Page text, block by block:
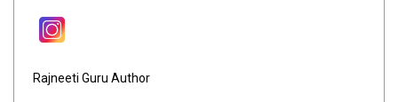
Rajneeti Guru Author